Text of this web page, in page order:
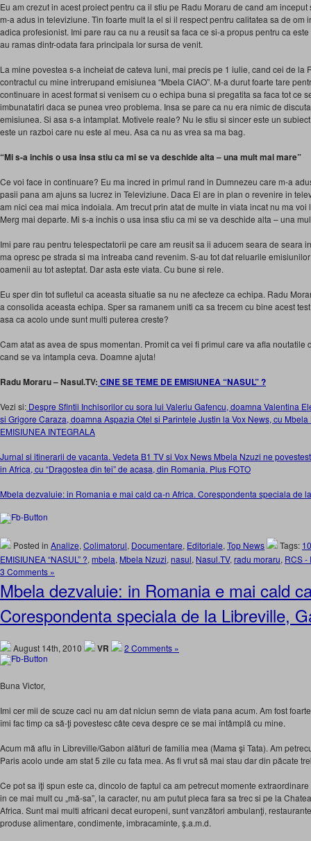
Eu am crezut in acest proiect pentru ca il stiu pe Radu Moraru de cand am
m-a adus in televiziune. Tin foarte mult la el si il respect pentru calitatea sa de om
adica profesionist. Imi pare rau ca nu a reusit sa faca ce si-a propus pentru ca
au ramas dintr-odata fara principala lor sursa de venit.
La mine povestea s-a incheiat de cateva luni, mai precis pe 1 iulie, cand cei de la
contractul cu mine intrerupand emisiunea “Mbela CIAO”. M-a durut foarte tare
continuare in acest format si venisem cu o echipa buna si pregatita sa faca tot ce
imbunatatiri daca se punea vreo problema. Insa se pare ca nu era nimic de
emisiunea. Si asa s-a intamplat. Motivele reale? Nu le stiu si sincer este un
este un razboi care nu este al meu. Asa ca nu as vrea sa ma bag.
“Mi s-a inchis o usa insa stiu ca mi se va deschide alta – una mult mai mare”
Ce voi face in continuare? Eu ma incred in primul rand in Dumnezeu care m-a
pasii pana am ajuns sa lucrez in Televiziune. Daca El are in plan o revenire in
am nici cea mai mica indoiala. Am trecut prin atat de multe in viata incat nu ma
Merg mai departe. Mi s-a inchis o usa insa stiu ca mi se va deschide alta – una
Imi pare rau pentru telespectatorii pe care am reusit sa ii aducem seara de seara
ma opresc pe strada si ma intreaba cand revenim. S-au tot dat reluarile
oamenii au tot asteptat. Dar asta este viata. Cu bune si rele.
Eu sper din tot sufletul ca aceasta situatie sa nu ne afecteze ca echipa. Radu
a consolida aceasta echipa. Sper sa ramanem uniti ca sa trecem cu bine acest
asa ca acolo unde sunt multi puterea creste?
Cam atat as avea de spus momentan. Promit ca vei fi primul care va afla
cand se va intampla ceva. Doamne ajuta!
Radu Moraru – Nasul.TV: CINE SE TEME DE EMISIUNEA “NASUL” ?
Vezi si: Despre Sfintii Inchisorilor cu sora lui Valeriu Gafencu, doamna Valentina
si Grigore Caraza, doamna Aspazia Otel si Parintele Justin la Vox News, cu
EMISIUNEA INTEGRALA
Jurnal si itinerarii de vacanta. Vedeta B1 TV si Vox News Mbela Nzuzi ne
in Africa, cu “Dragostea din tei” de acasa, din Romania. Plus FOTO
Mbela dezvaluie: in Romania e mai cald ca-n Africa. Corespondenta speciala de
Posted in Analize, Colimatorul, Documentare, Editoriale, Top News Tags:
EMISIUNEA “NASUL” ?, mbela, Mbela Nzuzi, nasul, Nasul.TV, radu moraru, RCS -
3 Comments »
Mbela dezvaluie: in Romania e mai cald
Corespondenta speciala de la Libreville,
August 14th, 2010 VR 2 Comments »
Buna Victor,
Imi cer mii de scuze caci nu am dat niciun semn de viata pana acum. Am fost
îmi fac timp ca să-ţi povestesc câte ceva despre ce se mai întâmplă cu mine.
Acum mă aflu în Libreville/Gabon alături de familia mea (Mama şi Tata). Am
Paris acolo unde am stat 5 zile cu fata mea. As fi vrut să mai stau dar din păcate
Ce pot sa îţi spun este ca, dincolo de faptul ca am petrecut momente
in ce mai mult cu „mă-sa”, la caracter, nu am putut pleca fara sa trec si pe la
Africa. Sunt mai multi africani decat europeni, sunt vanzători ambulanţi,
produse alimentare, condimente, imbracaminte, ş.a.m.d.